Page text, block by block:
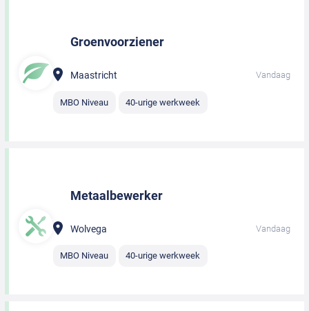
Groenvoorziener
Maastricht Vandaag
MBO Niveau 40-urige werkweek
Metaalbewerker
Wolvega Vandaag
MBO Niveau 40-urige werkweek